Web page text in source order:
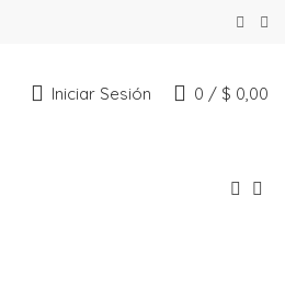
Iniciar Sesión 0 / $ 0,00